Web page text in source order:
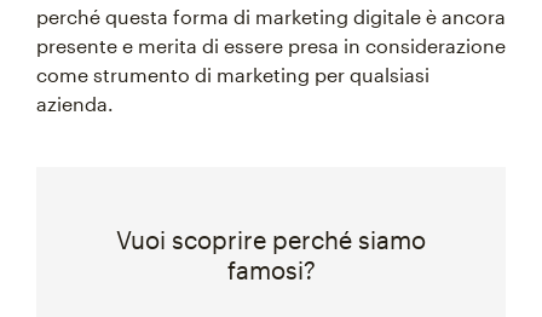
perché questa forma di marketing digitale è ancora
presente e merita di essere presa in considerazione
come strumento di marketing per qualsiasi
azienda.
Vuoi scoprire perché siamo
famosi?